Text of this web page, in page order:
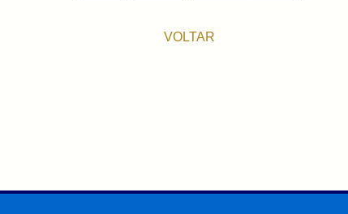
VOLTAR